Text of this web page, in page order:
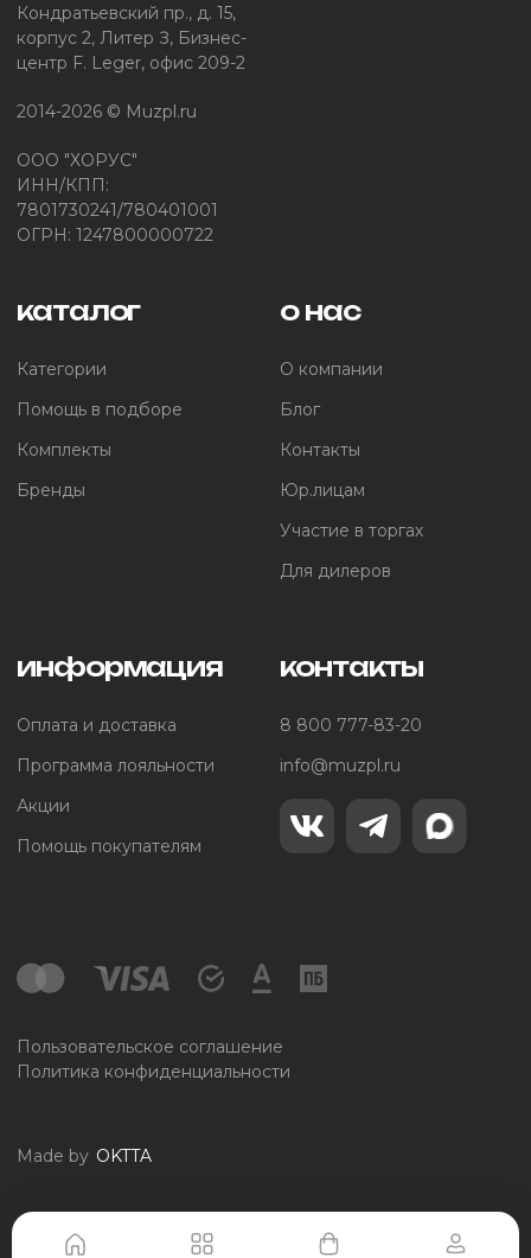
Кондратьевский пр., д. 15,
корпус 2, Литер З, Бизнес-
центр F. Leger, офис 209-2
2014-2026 © Muzpl.ru
ООО "ХОРУС"
ИНН/КПП:
7801730241/780401001
ОГРН: 1247800000722
каталог
Категории
Помощь в подборе
Комплекты
Бренды
о нас
О компании
Блог
Контакты
Юр.лицам
Участие в торгах
Для дилеров
информация
Оплата и доставка
Программа лояльности
Акции
Помощь покупателям
контакты
8 800 777-83-20
info@muzpl.ru
Пользовательское соглашение
Политика конфиденциальности
Made by OKTTA